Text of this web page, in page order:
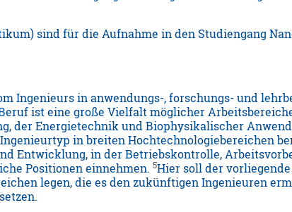
sind für die Aufnahme in den Studiengang
Ingenieurs in anwendungs-, forschungs- und
ist eine große Vielfalt möglicher
der Energietechnik und Biophysikalischer
in breiten Hochtechnologiebereichen
Entwicklung, in der Betriebskontrolle,
Positionen einnehmen.5Hier soll der
legen, die es den zukünftigen Ingenieuren